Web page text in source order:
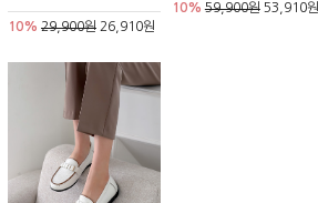
10% 29,900원 26,910원
10% 59,900원53,910원